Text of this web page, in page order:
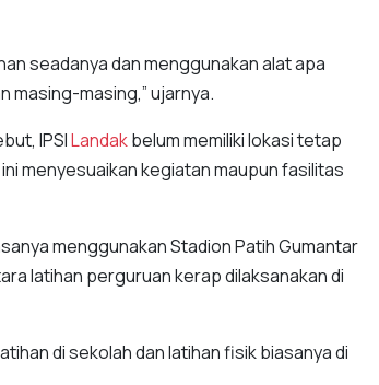
seadanya dan menggunakan alat apa
masing-masing,” ujarnya.
IPSILandakbelum memiliki lokasi tetap
menyesuaikan kegiatan maupun fasilitas
menggunakan Stadion Patih Gumantar
latihan perguruan kerap dilaksanakan di
di sekolah dan latihan fisik biasanya di